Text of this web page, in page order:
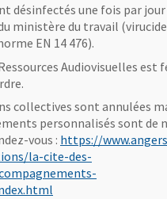
désinfectés une fois par
ministère du travail
EN 14 476).
Audiovisuelles est
collectives sont annulées
personnalisés sont de
vous : https://
la-cite-des-